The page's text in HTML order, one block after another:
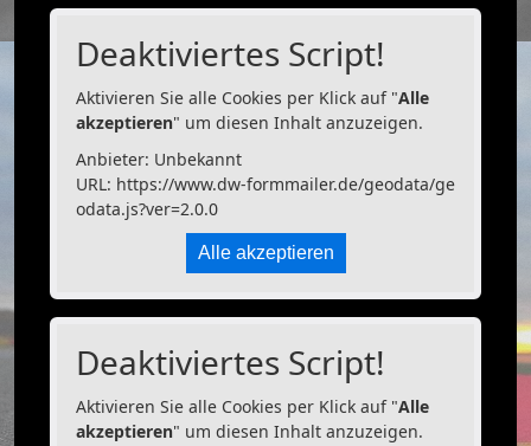
Deaktiviertes Script!
Aktivieren Sie alle Cookies per Klick auf "Alle
akzeptieren" um diesen Inhalt anzuzeigen.
Anbieter: Unbekannt
URL: https://www.dw-formmailer.de/geodata/ge
odata.js?ver=2.0.0
Alle akzeptieren
Deaktiviertes Script!
Aktivieren Sie alle Cookies per Klick auf "Alle
akzeptieren" um diesen Inhalt anzuzeigen.